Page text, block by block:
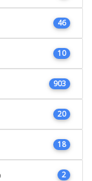
46
10
903
20
18
2